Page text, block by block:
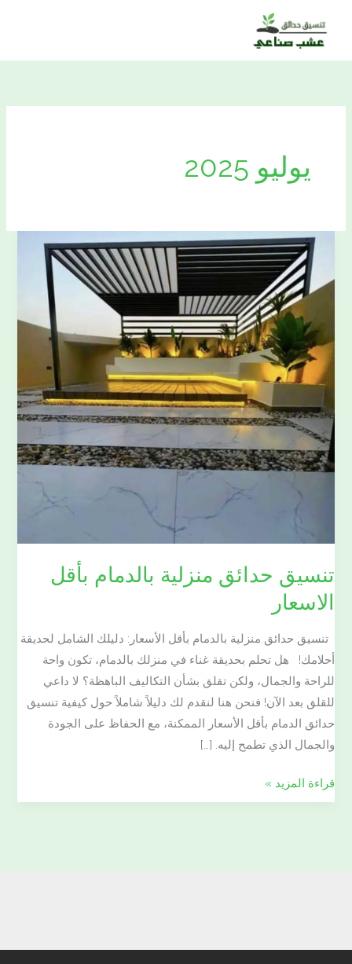
يوليو 2025
تنسيق حدائق منزلية بالدمام بأقل
الاسعار
تنسيق حدائق منزلية بالدمام بأقل الأسعار: دليلك الشامل لحديقة
أحلامك! هل تحلم بحديقة غناء في منزلك بالدمام، تكون واحة
للراحة والجمال، ولكن تقلق بشأن التكاليف الباهظة؟ لا داعي
للقلق بعد الآن! فنحن هنا لنقدم لك دليلاً شاملاً حول كيفية تنسيق
حدائق الدمام بأقل الأسعار الممكنة، مع الحفاظ على الجودة
والجمال الذي تطمح إليه. […]
تنسيق
حدائق
منزلية
بالدمام
بأقل
الاسعار
قراءة المزيد »